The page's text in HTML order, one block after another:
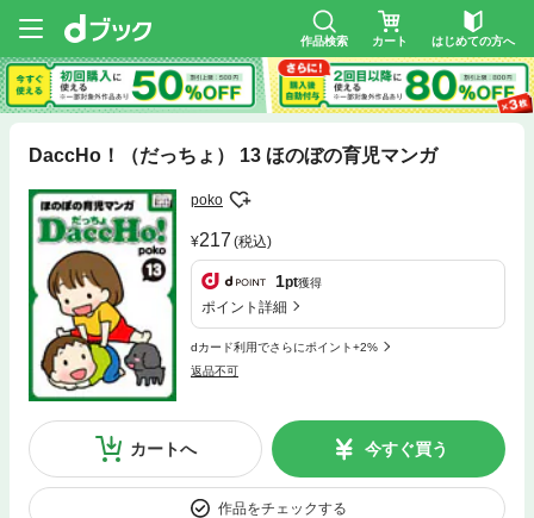
作品検索 カート はじめての方へ
DaccHo！（だっちょ） 13 ほのぼの育児マンガ
poko
217 (税込)
1pt獲得
ポイント詳細
dカード利用でさらにポイント+2%
返品不可
カートへ 今すぐ買う
作品をチェックする